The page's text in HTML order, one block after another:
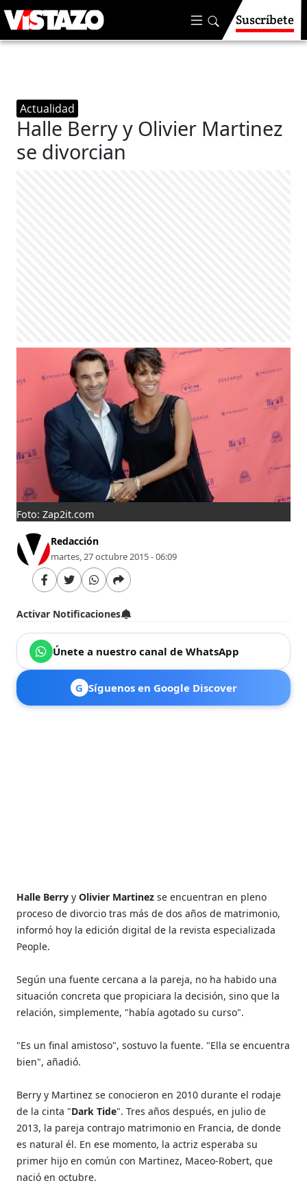
Suscríbete
Actualidad
Halle Berry y Olivier Martinez
se divorcian
Foto: Zap2it.com
Redacción
martes, 27 octubre 2015 - 06:09
Activar Notificaciones
Únete a nuestro canal de WhatsApp
G Síguenos en Google Discover
Halle BerryyOlivier Martinezse encuentran en pleno
proceso de divorcio tras más de dos años de matrimonio,
informó hoy la edición digital de la revista especializada
People.
Según una fuente cercana a la pareja, no ha habido una
situación concreta que propiciara la decisión, sino que la
relación, simplemente, "había agotado su curso".
"Es un final amistoso", sostuvo la fuente. "Ella se encuentra
bien", añadió.
Berry y Martinez se conocieron en 2010 durante el rodaje
de la cinta "Dark Tide". Tres años después, en julio de
2013, la pareja contrajo matrimonio en Francia, de donde
es natural él. En ese momento, la actriz esperaba su
primer hijo en común con Martinez, Maceo-Robert, que
nació en octubre.